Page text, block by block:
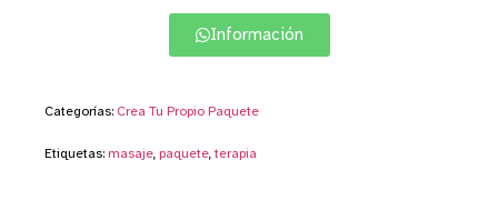
Información
Categorías: Crea Tu Propio Paquete
Etiquetas: masaje, paquete,terapia